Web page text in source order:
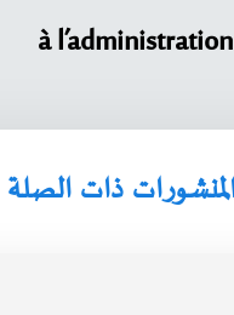
à l’administration